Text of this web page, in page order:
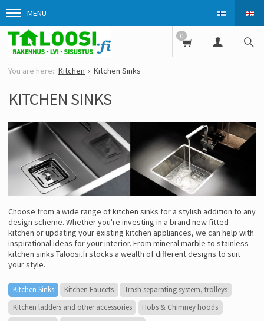
MENU
0
Kitchen Kitchen Sinks
KITCHEN SINKS
Choose from a wide range of kitchen sinks for a stylish addition to any
design scheme. Whether you're investing in a brand new fitted
kitchen or updating your existing kitchen appliances, we can help with
inspirational ideas for your interior. From mineral marble to stainless
kitchen sinks Taloosi.fi stocks a wealth of different designs to suit
your style.
Kitchen Sinks Kitchen Faucets
Trash separating system, trolleys
Kitchen ladders and other accessories
Hobs & Chimney hoods